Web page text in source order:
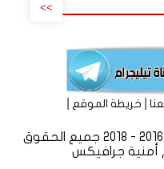
>>
|خريطة الموقع
موقع ( لا ) الأخباري المستقل © 2016 - 2018 جميع الحقوق
أمنية جرافيكس